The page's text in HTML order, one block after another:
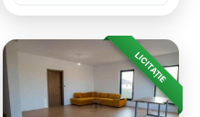
LICITAȚIE